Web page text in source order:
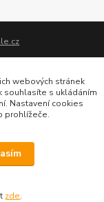
webových stránek
souhlasíte s ukládáním
Nastavení cookies
prohlížeče.
zde.